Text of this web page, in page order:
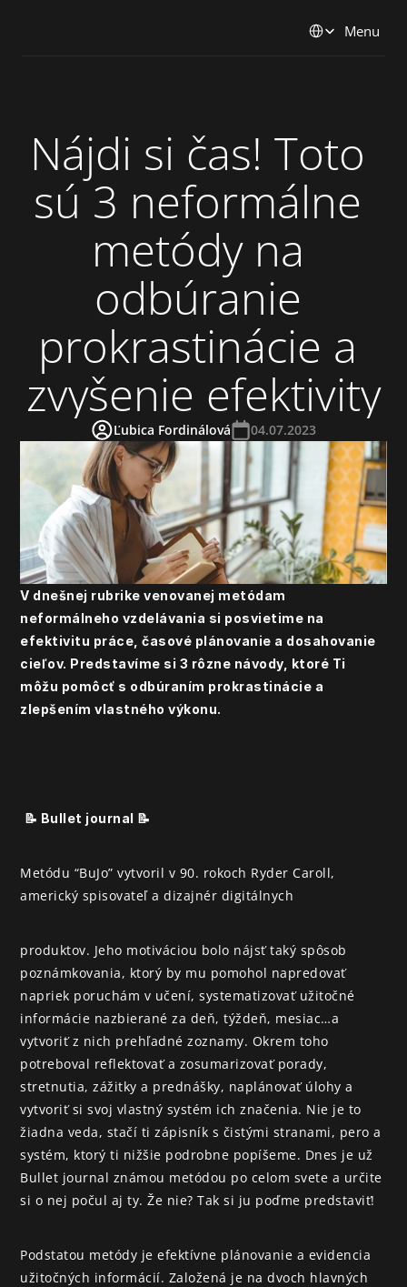
Menu
Nájdi si čas! Toto
sú 3 neformálne
metódy na
odbúranie
prokrastinácie a
zvyšenie efektivity
Ľubica Fordinálová 04.07.2023
V dnešnej rubrike venovanej metódam
neformálneho vzdelávania si posvietime na
efektivitu práce, časové plánovanie a dosahovanie
cieľov. Predstavíme si 3 rôzne návody, ktoré Ti
môžu pomôcť s odbúraním prokrastinácie a
zlepšením vlastného výkonu.
📝 Bullet journal 📝
Metódu “BuJo” vytvoril v 90. rokoch Ryder Caroll,
americký spisovateľ a dizajnér digitálnych
produktov. Jeho motiváciou bolo nájsť taký spôsob
poznámkovania, ktorý by mu pomohol napredovať
napriek poruchám v učení, systematizovať užitočné
informácie nazbierané za deň, týždeň, mesiac…a
vytvoriť z nich prehľadné zoznamy. Okrem toho
potreboval reflektovať a zosumarizovať porady,
stretnutia, zážitky a prednášky, naplánovať úlohy a
vytvoriť si svoj vlastný systém ich značenia. Nie je to
žiadna veda, stačí ti zápisník s čistými stranami, pero a
systém, ktorý ti nižšie podrobne popíšeme. Dnes je už
Bullet journal známou metódou po celom svete a určite
si o nej počul aj ty. Že nie? Tak si ju poďme predstaviť!
Podstatou metódy je efektívne plánovanie a evidencia
užitočných informácií. Založená je na dvoch hlavných